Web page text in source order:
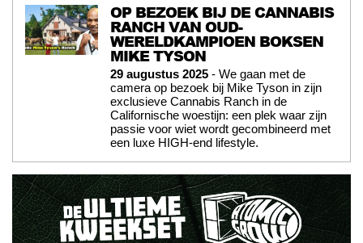
OP BEZOEK BIJ DE CANNABIS
RANCH VAN OUD-
WERELDKAMPIOEN BOKSEN
MIKE TYSON
29 augustus 2025 - We gaan met de
camera op bezoek bij Mike Tyson in zijn
exclusieve Cannabis Ranch in de
Californische woestijn: een plek waar zijn
passie voor wiet wordt gecombineerd met
een luxe HIGH-end lifestyle.